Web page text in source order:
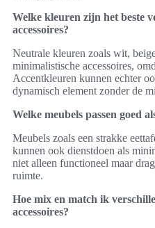
Welke kleuren zijn het beste
accessoires?
Neutrale kleuren zoals wit,
minimalistische accessoires,
Accentkleuren kunnen echter
dynamisch element zonder de
Welke meubels passen goed
Meubels zoals een strakke
kunnen ook dienstdoen als
niet alleen functioneel maar
ruimte.
Hoe mix en match ik
accessoires?